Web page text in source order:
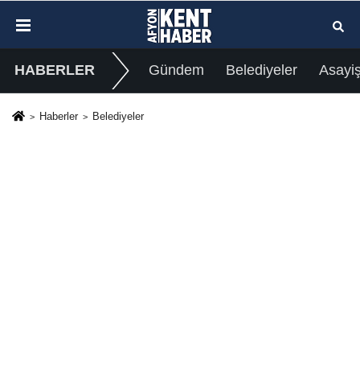
HABERLER Gündem Belediyeler
Haberler Belediyeler